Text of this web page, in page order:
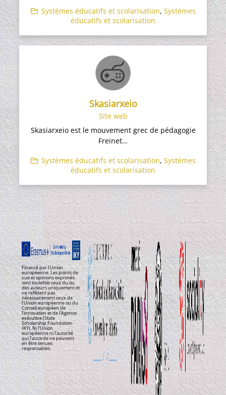
Systèmes éducatifs et scolarisation, Systèmes
éducatifs et scolarisation
Skasiarxeio
Site web
Skasiarxeio est le mouvement grec de pédagogie
Freinet…
Systèmes éducatifs et scolarisation, Systèmes
éducatifs et scolarisation
Financé par l’Union
européenne. Les points de
vue et opinions exprimés
sont toutefois ceux du ou
des auteurs uniquement et
ne reflètent pas
nécessairement ceux de
l’Union européenne ou du
Conseil européen de
l’innovation et de l’Agence
exécutive (State
Scholarship Foundation-
IKY). Ni l’Union
européenne ni l’autorité
qui l’accorde ne peuvent
en être tenues
responsables.